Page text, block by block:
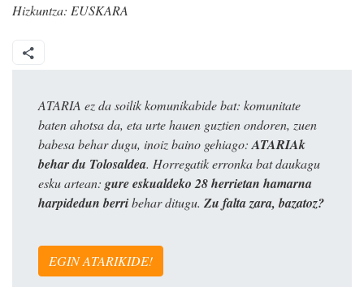
Hizkuntza: EUSKARA
ATARIA ez da soilik komunikabide bat: komunitate
baten ahotsa da, eta urte hauen guztien ondoren, zuen
babesa behar dugu, inoiz baino gehiago: ATARIAk
behar du Tolosaldea. Horregatik erronka bat daukagu
esku artean: gure eskualdeko 28 herrietan hamarna
harpidedun berribehar ditugu. Zu falta zara, bazatoz?
EGIN ATARIKIDE!